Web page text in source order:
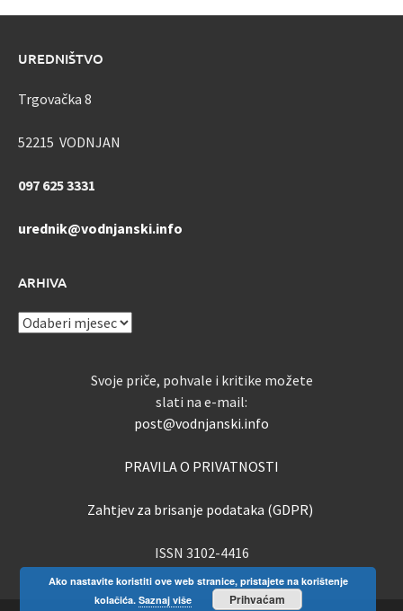
UREDNIŠTVO
Trgovačka 8
52215 VODNJAN
097 625 3331
urednik@vodnjanski.info
ARHIVA
ARHIVA
Svoje priče, pohvale i kritike možete
slati na e-mail:
post@vodnjanski.info
PRAVILA O PRIVATNOSTI
Zahtjev za brisanje podataka (GDPR)
ISSN 3102-4416
Ako nastavite koristiti ove web stranice, pristajete na korištenje
kolačića. Saznaj više Prihvaćam